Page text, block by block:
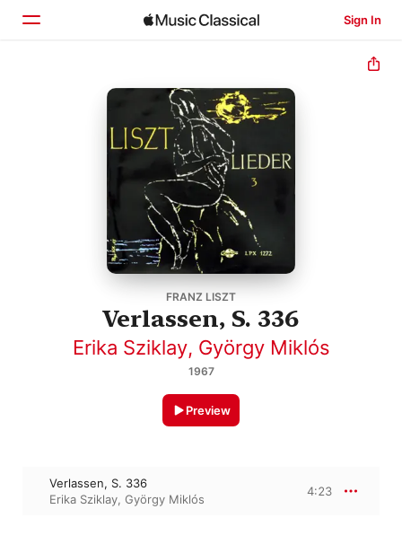
Sign In
FRANZ LISZT
Verlassen, S. 336
Erika Sziklay, György Miklós
1967
Preview
Verlassen, S. 336
Erika Sziklay, György Miklós
4:23